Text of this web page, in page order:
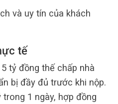
và uy tín của khách
tế
tỷ đồng thế chấp nhà
bị đầy đủ trước khi nộp.
1 ngày, hợp đồng